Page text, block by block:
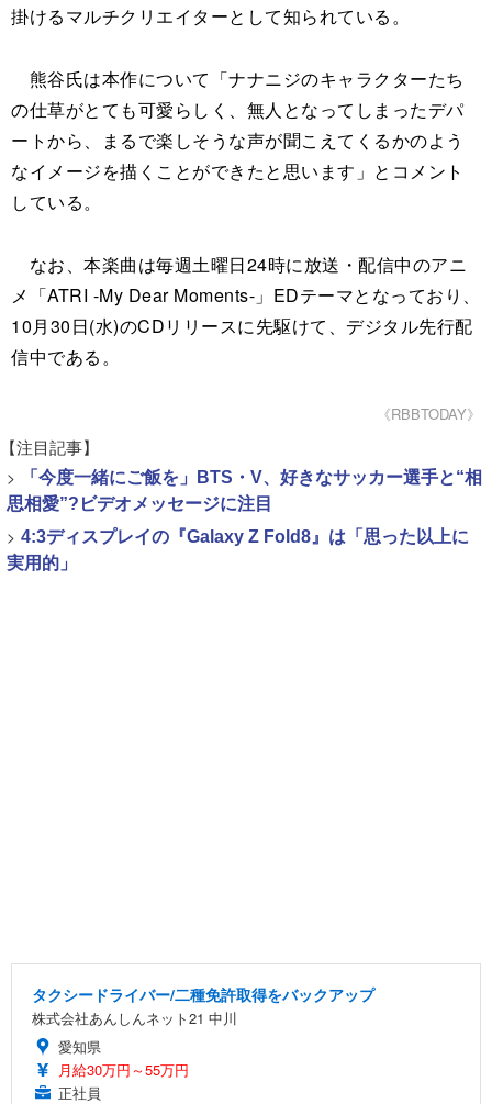
掛けるマルチクリエイターとして知られている。
熊谷氏は本作について「ナナニジのキャラクターたち
の仕草がとても可愛らしく、無人となってしまったデパ
ートから、まるで楽しそうな声が聞こえてくるかのよう
なイメージを描くことができたと思います」とコメント
している。
なお、本楽曲は毎週土曜日24時に放送・配信中のアニ
メ「ATRI -My Dear Moments-」EDテーマとなっており、
10月30日(水)のCDリリースに先駆けて、デジタル先行配
信中である。
《RBBTODAY》
【注目記事】
>
「今度一緒にご飯を」BTS・V、好きなサッカー選手と“相
思相愛”?ビデオメッセージに注目
> 4:3ディスプレイの『Galaxy Z Fold8』は「思った以上に
実用的」
タクシードライバー/二種免許取得をバックアップ
株式会社あんしんネット21 中川
愛知県
月給30万円～55万円
正社員